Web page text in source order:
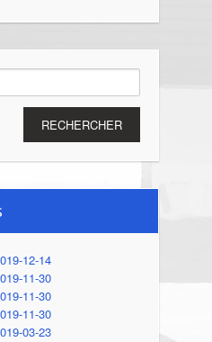
12-14
11-30
11-30
11-30
03-23